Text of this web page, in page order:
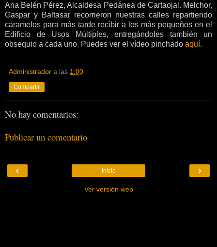
Ana Belén Pérez, Alcaldesa Pedánea de Cartaojal. Melchor,
Gaspar y Baltasar recorrieron nuestras calles repartiendo
caramelos para más tarde recibir a los más pequeños en el
Edificio de Usos Múltiples, entregándoles también un
obsequio a cada uno. Puedes ver el vídeo pinchado aquí.
Administrador a las 1:00
Compartir
No hay comentarios:
Publicar un comentario
‹ ›
Inicio
Ver versión web